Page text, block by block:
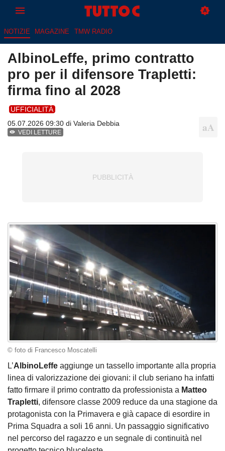
NOTIZIE MAGAZINE TMW RADIO
AlbinoLeffe, primo contratto
pro per il difensore Trapletti:
firma fino al 2028
UFFICIALITÀ
05.07.2026 09:30 di Valeria Debbia
VEDI LETTURE
© foto di Francesco Moscatelli
L’AlbinoLeffe aggiunge un tassello importante alla propria
linea di valorizzazione dei giovani: il club seriano ha infatti
fatto firmare il primo contratto da professionista a Matteo
Trapletti, difensore classe 2009 reduce da una stagione da
protagonista con la Primavera e già capace di esordire in
Prima Squadra a soli 16 anni. Un passaggio significativo
nel percorso del ragazzo e un segnale di continuità nel